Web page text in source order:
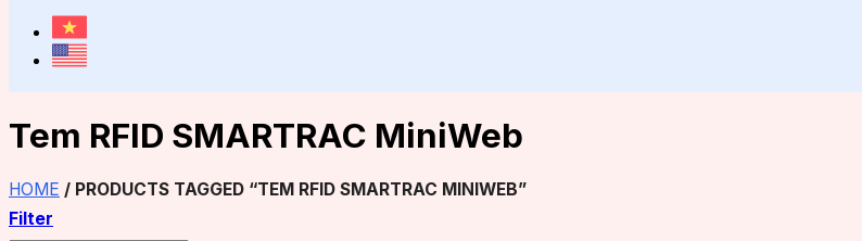
Tem RFID SMARTRAC MiniWeb
HOME / PRODUCTS TAGGED “TEM RFID SMARTRAC MINIWEB”
Filter